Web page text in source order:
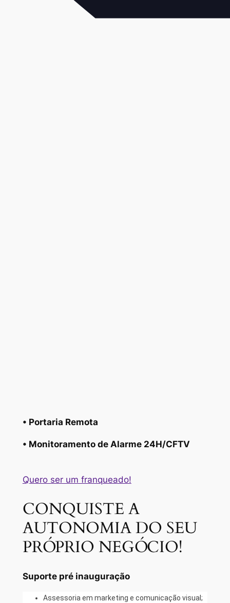
• Portaria Remota
• Monitoramento de Alarme 24H/CFTV
Quero ser um franqueado!
CONQUISTE A
AUTONOMIA DO SEU
PRÓPRIO NEGÓCIO!
Suporte pré inauguração
Assessoria em marketing e comunicação visual;